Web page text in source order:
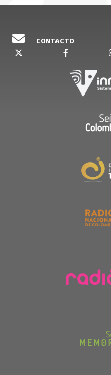
con experiencia en
los padres se hace
ellos criterio durante
Por otro lado, Johanna
cofundadora de
⁠Paula Escobar,
Consejo Directivo de la
fueron las encargadas
temas relacionados
estigmas que pueden
sexo’, la cual exploró
creencias,
fuentes de información
embarazo
Emisión 2 de agosto
CONTACTO